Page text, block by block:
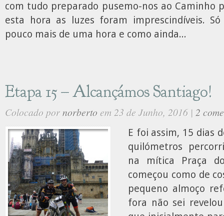
com tudo preparado pusemo-nos ao Caminho
esta hora as luzes foram imprescindíveis.
pouco mais de uma hora e como ainda...
Etapa 15 – Alcançámos Santiago!
Colocado pornorbertoem 23 de Junho, 2016 | 2
E foi assim, 15 dias
quilómetros
na mítica Praça
começou como de
pequeno almoço
fora não sei